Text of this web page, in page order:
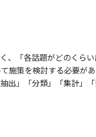
、「各話題がどのくら
施策を検討する必要があ
出」「分類」「集計」